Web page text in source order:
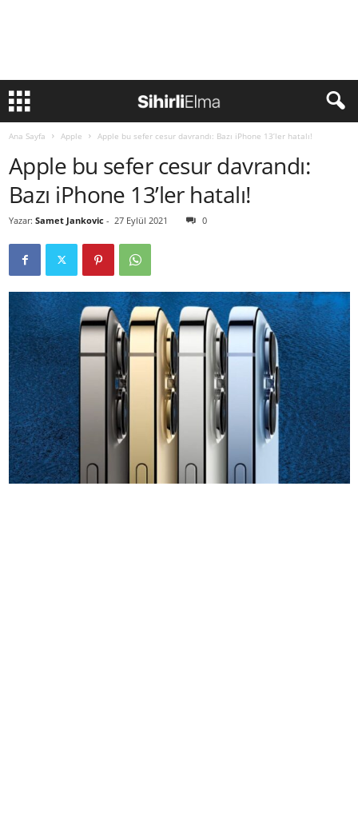
Ana Sayfa Apple Apple bu sefer cesur davrandı: Bazı iPhone 13’ler hatalı!
Apple bu sefer cesur davrandı:
Bazı iPhone 13’ler hatalı!
Yazar: Samet Jankovic - 27 Eylül 2021 0